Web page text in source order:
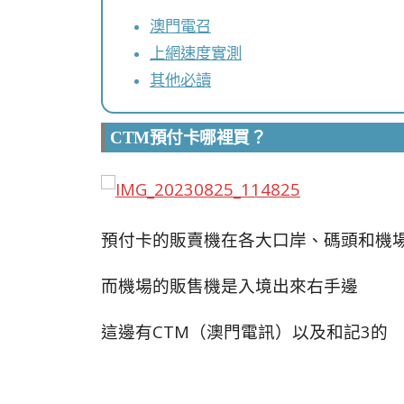
澳門電召
上網速度實測
其他必讀
CTM預付卡哪裡買？
預付卡的販賣機在各大口岸、碼頭和機
而機場的販售機是入境出來右手邊
這邊有CTM（澳門電訊）以及和記3的